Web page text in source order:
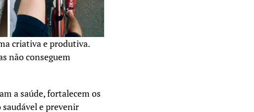
criativa e produtiva.
não conseguem
a saúde, fortalecem os
e prevenir